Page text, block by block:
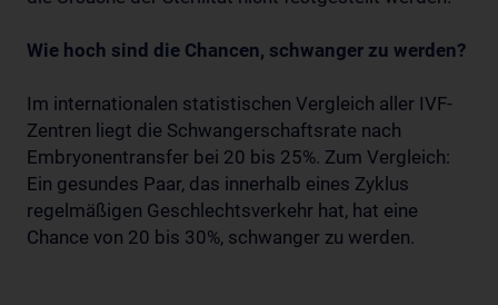
Wie hoch sind die Chancen, schwanger zu werden?
Im internationalen statistischen Vergleich aller IVF-
Zentren liegt die Schwangerschaftsrate nach
Embryonentransfer bei 20 bis 25%. Zum Vergleich:
Ein gesundes Paar, das innerhalb eines Zyklus
regelmäßigen Geschlechtsverkehr hat, hat eine
Chance von 20 bis 30%, schwanger zu werden.